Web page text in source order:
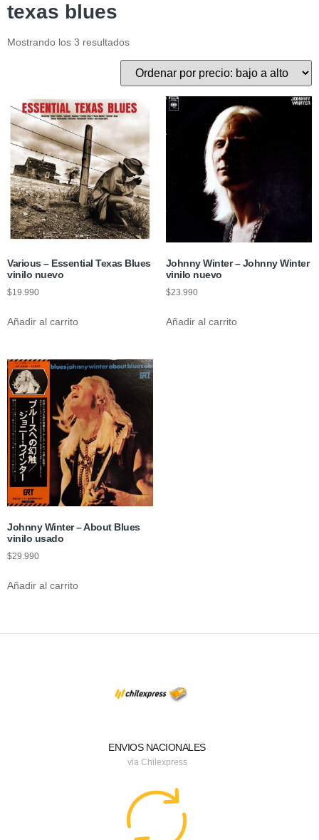
texas blues
Mostrando los 3 resultados
Various ‎– Essential Texas Blues
vinilo nuevo
$19.990
Añadir al carrito
Johnny Winter – Johnny Winter
vinilo nuevo
$23.990
Añadir al carrito
Johnny Winter – About Blues
vinilo usado
$29.990
Añadir al carrito
ENVIOS NACIONALES
via Chilexpress